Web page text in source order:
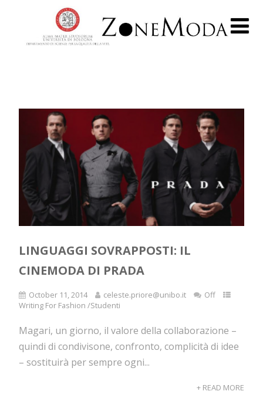
LINGUAGGI SOVRAPPOSTI: IL
CINEMODA DI PRADA
October 11, 2014 celeste.priore@unibo.it
Off
Writing For Fashion /Studenti
Magari, un giorno, il valore della collaborazione –
quindi di condivisone, confronto, complicità di idee
– sostituirà per sempre ogni...
+ READ MORE